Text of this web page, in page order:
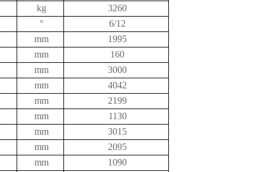
kg
3260
°
6/12
mm
1995
mm
160
mm
3000
mm
4042
mm
2199
mm
1130
mm
3015
mm
2095
mm
1090